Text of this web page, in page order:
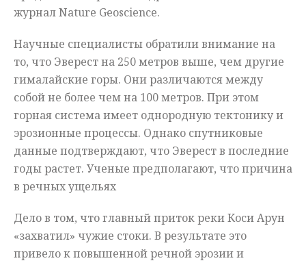
журнал Nature Geoscience.
Научные специалисты обратили внимание на
то, что Эверест на 250 метров выше, чем другие
гималайские горы. Они различаются между
собой не более чем на 100 метров. При этом
горная система имеет однородную тектонику и
эрозионные процессы. Однако спутниковые
данные подтверждают, что Эверест в последние
годы растет. Ученые предполагают, что причина
в речных ущельях
Дело в том, что главный приток реки Коси Арун
«захватил» чужие стоки. В результате это
привело к повышенной речной эрозии и